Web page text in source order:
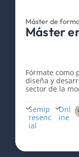
Máster de
Máster
Fórmate como
diseña y
sector de la
Semip
resenc
ial
Onl
ine